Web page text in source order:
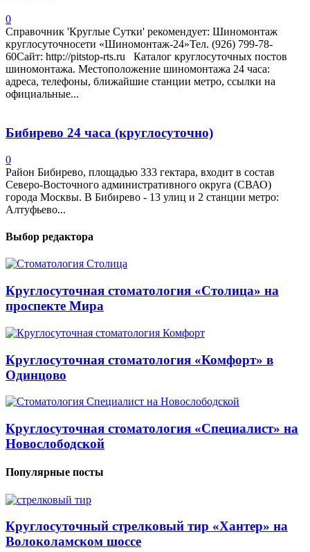
0
Справочник 'Круглые Сутки' рекомендует: Шиномонтаж
круглосуточносети «Шиномонтаж-24»Тел. (926) 799-78-
60Сайт: http://pitstop-rts.ru Каталог круглосуточных постов
шиномонтажа. Местоположение шиномонтажа 24 часа:
адреса, телефоны, ближайшие станции метро, ссылки на
официальные...
Бибирево 24 часа (круглосуточно)
0
Район Бибирево, площадью 333 гектара, входит в состав
Северо-Восточного административного округа (СВАО)
города Москвы. В Бибирево - 13 улиц и 2 станции метро:
Алтуфьево...
Выбор редактора
Круглосуточная стоматология «Столица» на
проспекте Мира
Круглосуточная стоматология «Комфорт» в
Одинцово
Круглосуточная стоматология «Специалист» на
Новослободской
Популярные посты
Круглосуточный стрелковый тир «Хантер» на
Волоколамском шоссе